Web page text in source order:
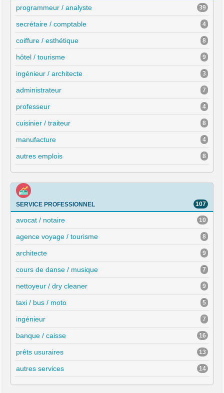
programmeur / analyste 39
secrétaire / comptable 4
coiffure / esthétique 8
hôtel / tourisme 9
ingénieur / architecte 3
administrateur 7
professeur 4
cuisinier / traiteur 8
manufacture 4
autres emplois 8
SERVICE PROFESSIONNEL 107
avocat / notaire 10
agence voyage / tourisme 8
architecte 9
cours de danse / musique 7
nettoyeur / dry cleaner 9
taxi / bus / moto 5
ingénieur 7
banque / caisse 16
prêts usuraires 13
autres services 14